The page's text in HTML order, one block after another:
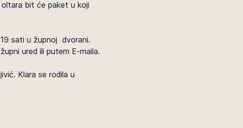
bit će paket u koji
sati u župnoj dvorani.
ured ili putem E-maila.
Klara se rodila u